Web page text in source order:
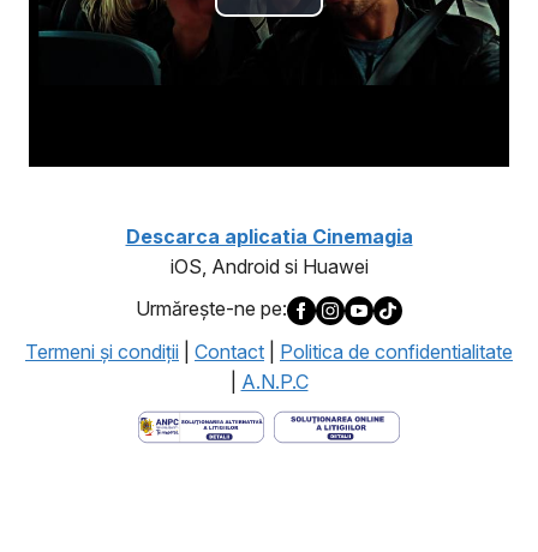
Descarca aplicatia Cinemagia
iOS, Android si Huawei
Urmăreşte-ne pe:
Termeni şi condiţii
Contact
Politica de confidentialitate
A.N.P.C